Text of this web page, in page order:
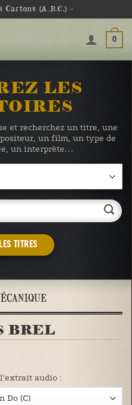
Cartons (A.B.C.) -
0
LES
et recherchez un titre, une
un film, un type de
un interprète…
TITRES
BREL
audio :